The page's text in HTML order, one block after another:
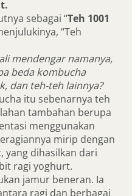
sebagai “Teh 1001
“Teh
mendengar namanya,
beda kombucha
dan teh-teh lainnya?
itu sebenarnya teh
tambahan berupa
menggunakan
mirip dengan
yang dihasilkan dari
ragi yoghurt.
jamur beneran. Ia
ragi dan berbagai